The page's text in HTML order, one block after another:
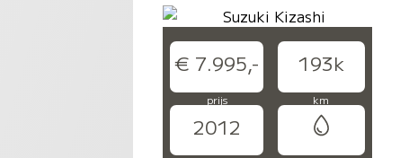
€ 7.995,- 193k
prijs km
2012